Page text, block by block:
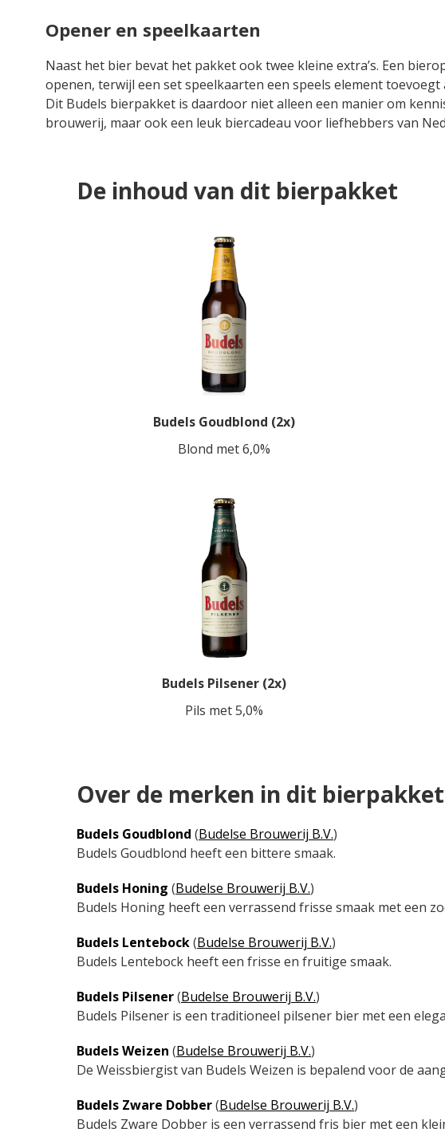
Opener en speelkaarten
Naast het bier bevat het pakket ook twee kleine extra’s. Een
openen, terwijl een set speelkaarten een speels element
Dit Budels bierpakket is daardoor niet alleen een manier om
brouwerij, maar ook een leuk biercadeau voor liefhebbers van
De inhoud van dit bierpakket
Budels Goudblond (2x)
Blond met 6,0%
Budels Pilsener (2x)
Pils met 5,0%
Over de merken in dit bierpakket
Budels Goudblond (Budelse Brouwerij B.V.)
Budels Goudblond heeft een bittere smaak.
Budels Honing (Budelse Brouwerij B.V.)
Budels Honing heeft een verrassend frisse smaak met een
Budels Lentebock(Budelse Brouwerij B.V.)
Budels Lentebock heeft een frisse en fruitige smaak.
Budels Pilsener(Budelse Brouwerij B.V.)
Budels Pilsener is een traditioneel pilsener bier met een
Budels Weizen (Budelse Brouwerij B.V.)
De Weissbiergist van Budels Weizen is bepalend voor de
Budels Zware Dobber(Budelse Brouwerij B.V.)
Budels Zware Dobber is een verrassend fris bier met een